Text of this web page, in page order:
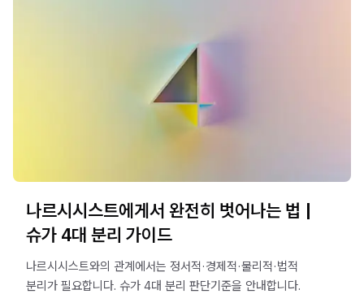
나르시시스트에게서 완전히 벗어나는 법 |
슈가 4대 분리 가이드
나르시시스트와의 관계에서는 정서적·경제적·물리적·법적
분리가 필요합니다. 슈가 4대 분리 판단기준을 안내합니다.